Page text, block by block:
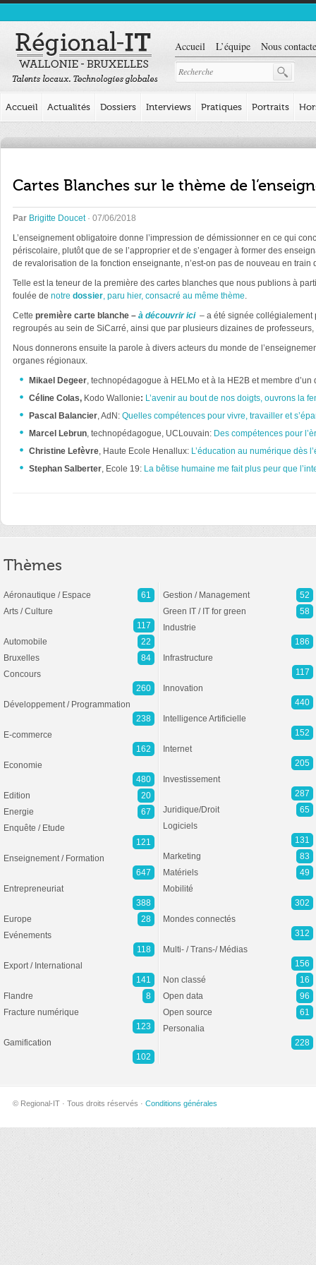
Accueil L’équipe Nous
Accueil Actualités Dossiers Interviews Pratiques Portraits
Cartes Blanches sur le thème de
Par Brigitte Doucet· 07/06/2018
L’enseignement obligatoire donne l’impression de démissionner en ce qui
périscolaire, plutôt que de se l’approprier et de s’engager à former des
de revalorisation de la fonction enseignante, n’est-on pas de nouveau en train
Telle est la teneur de la première des cartes blanches que nous publions à
foulée de notre dossier, paru hier, consacré au même thème.
Cette première carte blanche – à découvrir ici– a été signée collégialement
regroupés au sein de SiCarré, ainsi que par plusieurs dizaines de
Nous donnerons ensuite la parole à divers acteurs du monde de
organes régionaux.
Mikael Degeer, technopédagogue à HELMo et à la HE2B et membre
Céline Colas, Kodo Wallonie: L’avenir au bout de nos doigts, ouvrons la
Pascal Balancier, AdN: Quelles compétences pour vivre, travailler et
Marcel Lebrun, technopédagogue, UCLouvain: Des compétences pour
Christine Lefèvre, Haute Ecole Henallux: L’éducation au numérique dès
Stephan Salberter, Ecole 19: La bêtise humaine me fait plus peur que
Thèmes
Aéronautique / Espace
61
Arts / Culture
117
Automobile
22
Bruxelles
84
Concours
260
Développement / Programmation
238
E-commerce
162
Economie
480
Edition
20
Energie
67
Enquête / Etude
121
Enseignement / Formation
647
Entrepreneuriat
388
Europe
28
Evénements
118
Export / International
141
Flandre
8
Fracture numérique
123
Gamification
102
Gestion / Management
52
Green IT / IT for green
58
Industrie
186
Infrastructure
117
Innovation
440
Intelligence Artificielle
152
Internet
205
Investissement
287
Juridique/Droit
65
Logiciels
131
Marketing
83
Matériels
49
Mobilité
302
Mondes connectés
312
Multi- / Trans-/ Médias
156
Non classé
16
Open data
96
Open source
61
Personalia
228
© Regional-IT · Tous droits réservés · Conditions générales